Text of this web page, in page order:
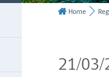
Home
21/